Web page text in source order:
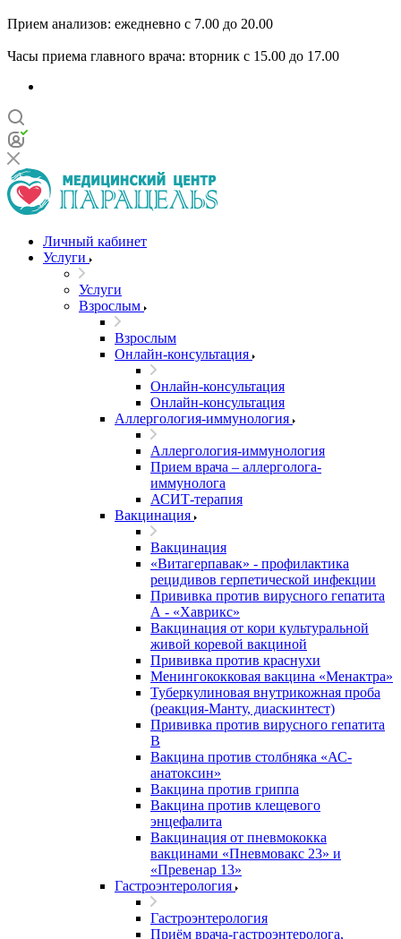
Прием анализов: ежедневно с 7.00 до 20.00
Часы приема главного врача: вторник с 15.00 до 17.00
Личный кабинет
Услуги
Услуги
Взрослым
Взрослым
Онлайн-консультация
Онлайн-консультация
Онлайн-консультация
Аллергология-иммунология
Аллергология-иммунология
Прием врача – аллерголога-
иммунолога
АСИТ-терапия
Вакцинация
Вакцинация
«Витагерпавак» - профилактика
рецидивов герпетической инфекции
Прививка против вирусного гепатита
А - «Хаврикс»
Вакцинация от кори культуральной
живой коревой вакциной
Прививка против краснухи
Менингококковая вакцина «Менактра»
Туберкулиновая внутрикожная проба
(реакция-Манту, диаскинтест)
Прививка против вирусного гепатита
В
Вакцина против столбняка «АС-
анатоксин»
Вакцина против гриппа
Вакцина против клещевого
энцефалита
Вакцинация от пневмококка
вакцинами «Пневмовакс 23» и
«Превенар 13»
Гастроэнтерология
Гастроэнтерология
Приём врача-гастроэнтеролога,